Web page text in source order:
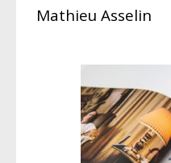
Mathieu Asselin